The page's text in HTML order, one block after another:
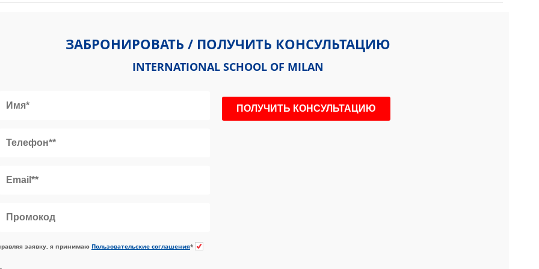
ЗАБРОНИРОВАТЬ / ПОЛУЧИТЬ КОНСУЛЬТАЦИЮ
INTERNATIONAL SCHOOL OF MILAN
заявку, я принимаю Пользовательские соглашения*